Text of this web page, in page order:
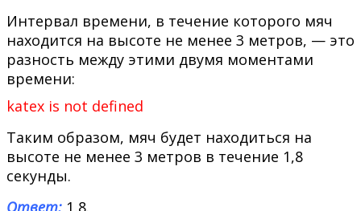
Интервал времени, в течение которого мяч
находится на высоте не менее 3 метров, — это
разность между этими двумя моментами
времени:
katex is not defined
Таким образом, мяч будет находиться на
высоте не менее 3 метров в течение 1,8
секунды.
Ответ: 1,8.